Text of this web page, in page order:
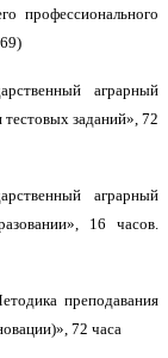
профессионального
аграрный
заданий», 72
аграрный
16 часов.
преподавания
72 часа